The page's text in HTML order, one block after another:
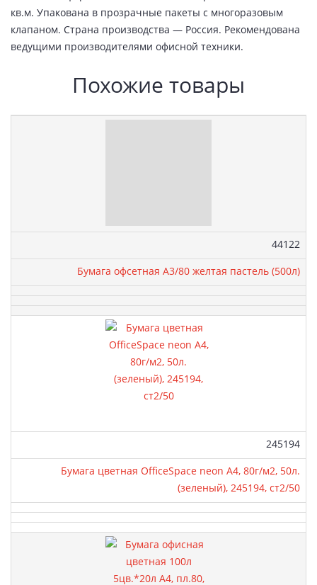
кв.м. Упакована в прозрачные пакеты с многоразовым
клапаном. Страна производства — Россия. Рекомендована
ведущими производителями офисной техники.
Похожие товары
Артикул:
44122
Бумага офсетная А3/80 желтая пастель (500л)
Артикул:
245194
Бумага цветная OfficeSpace neon А4, 80г/м2, 50л.
(зеленый), 245194, ст2/50